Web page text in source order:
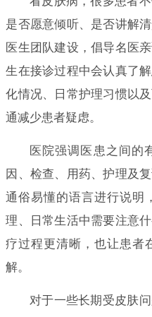
是否愿意倾听、是否讲解
医生团队建设，倡导名医
生在接诊过程中会认真了
化情况、日常护理习惯以
通减少患者疑虑。
医院强调医患之间的
因、检查、用药、护理及
通俗易懂的语言进行说明
理、日常生活中需要注意
疗过程更清晰，也让患者
解。
对于一些长期受皮肤